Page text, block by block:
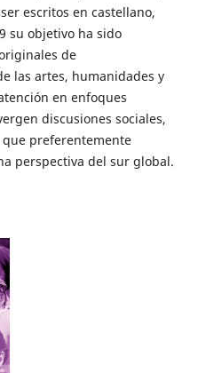
escritos en castellano,
su objetivo ha sido
de
las artes, humanidades y
en enfoques
discusiones sociales,
preferentemente
perspectiva del sur global.